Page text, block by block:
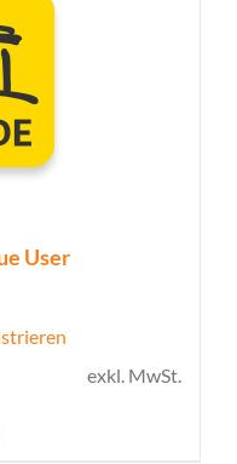
User
exkl. MwSt.